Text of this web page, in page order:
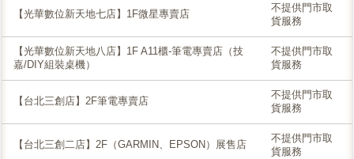
【光華數位新天地七店】1F微星專賣店
不提供門市取
貨服務
【光華數位新天地八店】1F A11櫃-筆電專賣店（技
嘉/DIY組裝桌機）
不提供門市取
貨服務
【台北三創店】2F筆電專賣店
不提供門市取
貨服務
【台北三創二店】2F（GARMIN、EPSON）展售店
不提供門市取
貨服務